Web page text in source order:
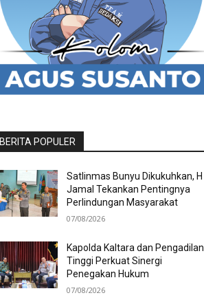
BERITA POPULER
Satlinmas Bunyu Dikukuhkan, H
Jamal Tekankan Pentingnya
Perlindungan Masyarakat
07/08/2026
Kapolda Kaltara dan Pengadilan
Tinggi Perkuat Sinergi
Penegakan Hukum
07/08/2026